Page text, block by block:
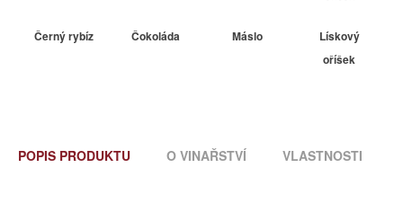
Černý rybíz Čokoláda Máslo
Lískový
oříšek
POPIS PRODUKTU O VINAŘSTVÍ VLASTNOSTI